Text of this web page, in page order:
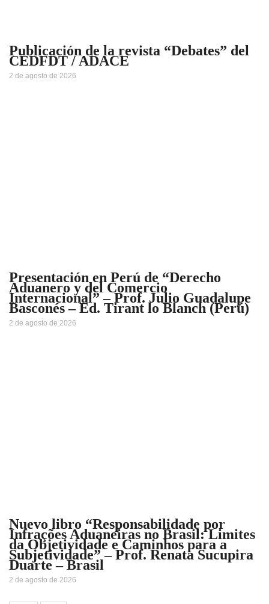
Publicación de la revista “Debates” del
CEDFDT / ADACE
2 de agosto de 2026
Presentación en Perú de “Derecho
Aduanero y del Comercio
Internacional” – Prof. Julio Guadalupe
Basconés – Ed. Tirant lo Blanch (Perú)
2 de agosto de 2026
Nuevo libro “Responsabilidade por
Infrações Aduaneiras no Brasil: Limites
da Objetividade e Caminhos para a
Subjetividade” – Prof. Renata Sucupira
Duarte – Brasil
2 de agosto de 2026